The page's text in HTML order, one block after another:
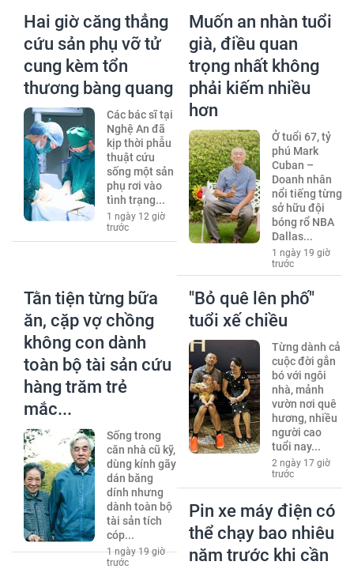
Hai giờ căng thẳng
cứu sản phụ vỡ tử
cung kèm tổn
thương bàng quang
Các bác sĩ tại
Nghệ An đã
kịp thời phẫu
thuật cứu
sống một sản
phụ rơi vào
tình trạng...
1 ngày 12 giờ
trước
Muốn an nhàn tuổi
già, điều quan
trọng nhất không
phải kiếm nhiều
hơn
Ở tuổi 67, tỷ
phú Mark
Cuban –
Doanh nhân
nổi tiếng từng
sở hữu đội
bóng rổ NBA
Dallas...
1 ngày 19 giờ
trước
Tằn tiện từng bữa
ăn, cặp vợ chồng
không con dành
toàn bộ tài sản cứu
hàng trăm trẻ
mắc...
Sống trong
căn nhà cũ kỹ,
dùng kính gãy
dán băng
dính nhưng
dành toàn bộ
tài sản tích
cóp...
1 ngày 19 giờ
trước
"Bỏ quê lên phố"
tuổi xế chiều
Từng dành cả
cuộc đời gắn
bó với ngôi
nhà, mảnh
vườn nơi quê
hương, nhiều
người cao
tuổi nay...
2 ngày 17 giờ
trước
Pin xe máy điện có
thể chạy bao nhiêu
năm trước khi cần